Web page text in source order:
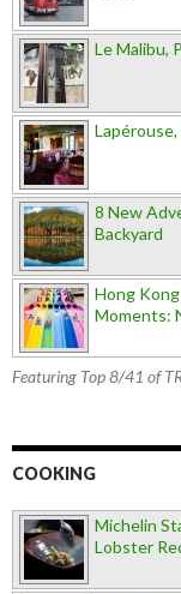
Le Malibu,
Lapérouse,
8 New
Backyard
Hong
Moments:
Featuring Top 8/41 of
COOKING
Michelin
Lobster